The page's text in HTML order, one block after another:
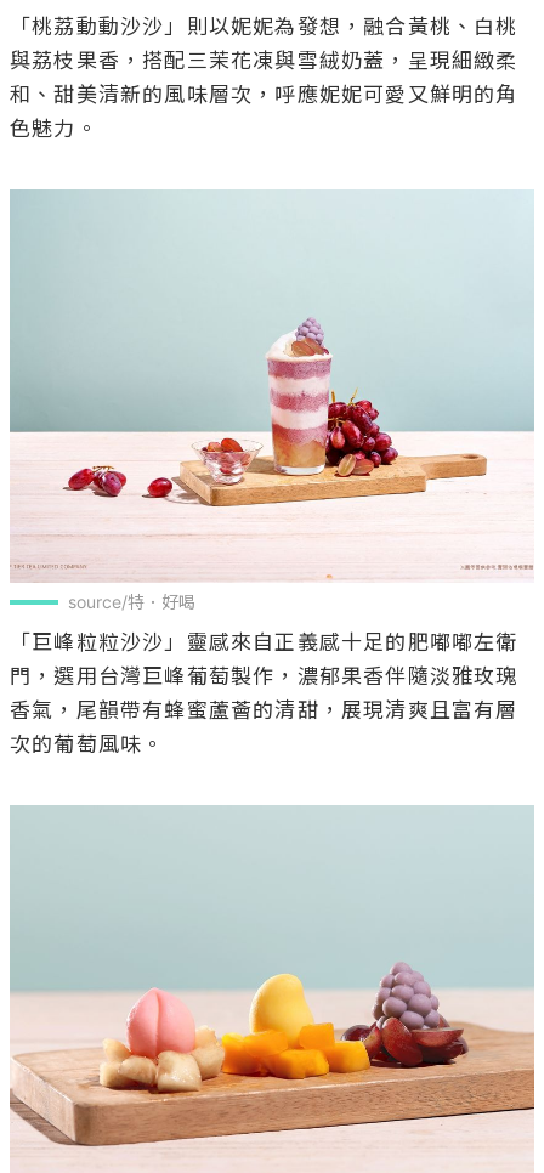
「桃荔動動沙沙」則以妮妮為發想，融合黃桃、白桃
與荔枝果香，搭配三茉花凍與雪絨奶蓋，呈現細緻柔
和、甜美清新的風味層次，呼應妮妮可愛又鮮明的角
色魅力。
source/特．好喝
「巨峰粒粒沙沙」靈感來自正義感十足的肥嘟嘟左衛
門，選用台灣巨峰葡萄製作，濃郁果香伴隨淡雅玫瑰
香氣，尾韻帶有蜂蜜蘆薈的清甜，展現清爽且富有層
次的葡萄風味。